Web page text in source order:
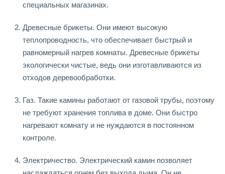
специальных магазинах.
Древесные брикеты. Они имеют высокую
теплопроводность, что обеспечивает быстрый и
равномерный нагрев комнаты. Древесные брикеты
экологически чистые, ведь они изготавливаются из
отходов деревообработки.
Газ. Такие камины работают от газовой трубы, поэтому
не требуют хранения топлива в доме. Они быстро
нагревают комнату и не нуждаются в постоянном
контроле.
Электричество. Электрический камин позволяет